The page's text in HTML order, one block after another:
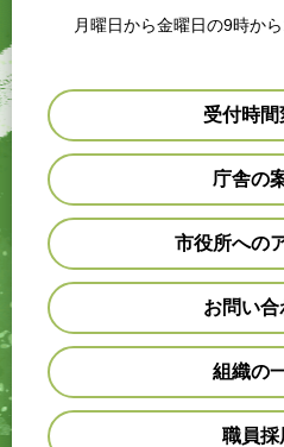
月曜日から金曜日の9時か
受付時間
庁舎の
市役所への
お問い合
組織の
職員採